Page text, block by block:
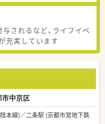
されるなど、ライフイベ
充実しています
中京区
本線)／二条駅 (京都市営地下鉄